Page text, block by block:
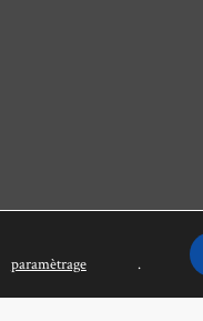
paramètrage .